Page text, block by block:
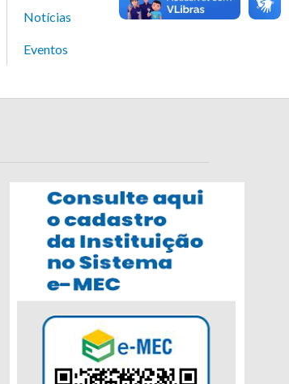
Notícias
Eventos